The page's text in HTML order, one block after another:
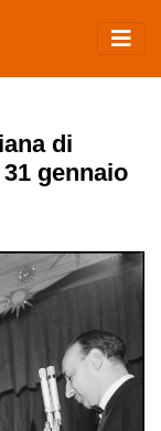
di
gennaio